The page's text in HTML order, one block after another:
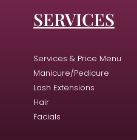
SERVICES
Services & Price Menu
Manicure/Pedicure
Lash Extensions
Hair
Facials